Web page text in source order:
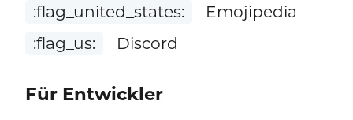
:flag_united_states:
Emojipedia
:flag_us:
Discord
Für Entwickler